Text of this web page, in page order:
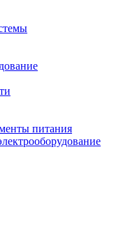
питания